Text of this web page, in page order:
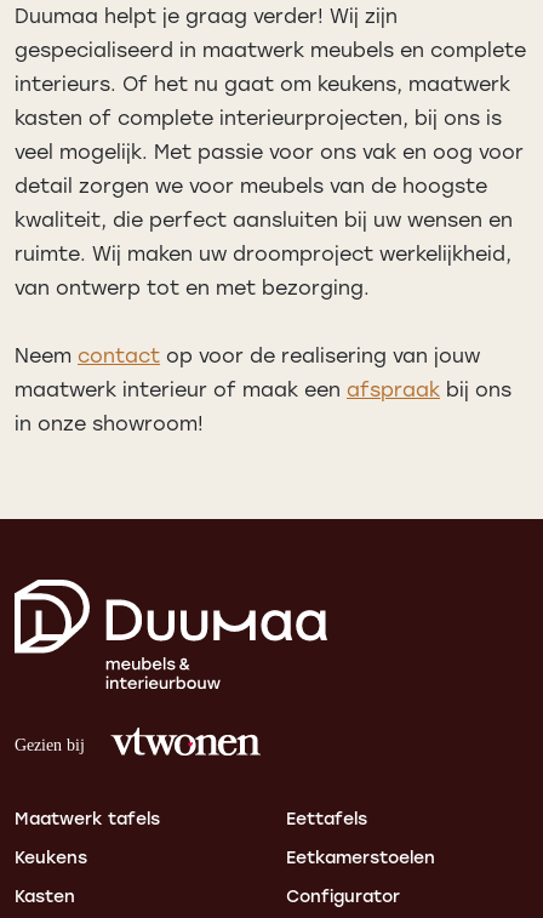
Duumaa helpt je graag verder! Wij zijn
gespecialiseerd in maatwerk meubels en complete
interieurs. Of het nu gaat om keukens, maatwerk
kasten of complete interieurprojecten, bij ons is
veel mogelijk. Met passie voor ons vak en oog voor
detail zorgen we voor meubels van de hoogste
kwaliteit, die perfect aansluiten bij uw wensen en
ruimte. Wij maken uw droomproject werkelijkheid,
van ontwerp tot en met bezorging.
Neem contact op voor de realisering van jouw
maatwerk interieur of maak een afspraak bij ons
in onze showroom!
Maatwerk tafels
Keukens
Kasten
Eettafels
Eetkamerstoelen
Configurator